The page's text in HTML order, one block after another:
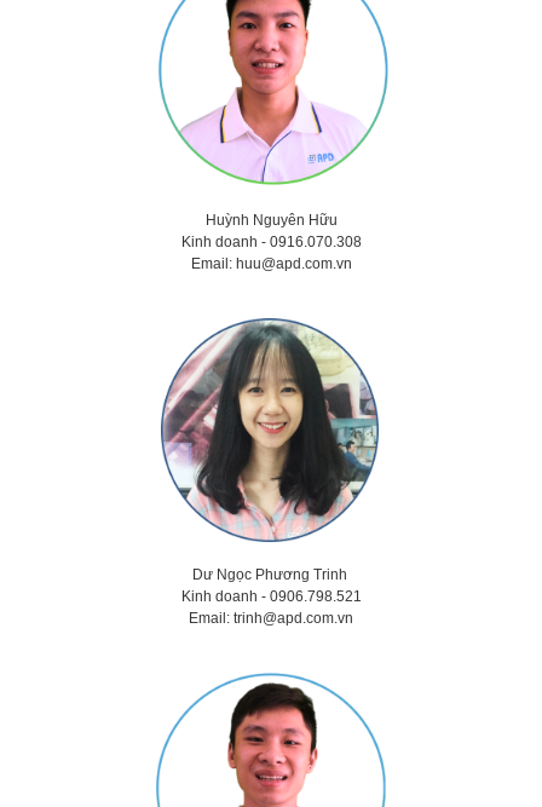
Huỳnh Nguyên Hữu
Kinh doanh - 0916.070.308
Email: huu@apd.com.vn
Dư Ngọc Phương Trinh
Kinh doanh - 0906.798.521
Email: trinh@apd.com.vn